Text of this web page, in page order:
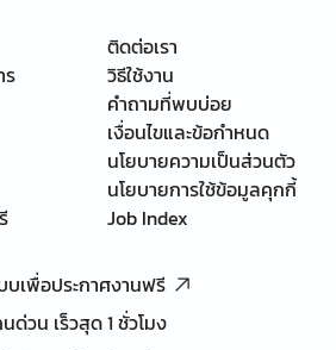
ร
ติดต่อเรา
วิธีใช้งาน
คำถามที่พบบ่อย
เงื่อนไขและข้อกำหนด
นโยบายความเป็นส่วนตัว
นโยบายการใช้ข้อมูลคุกกี้
Job Index
บเพื่อประกาศงานฟรี
ด่วน เร็วสุด 1 ชั่วโมง